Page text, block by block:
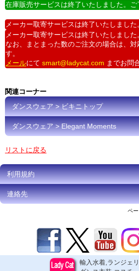
在庫販売サービスは終了いたしました。ご
メーカー取寄サービスは終了いたしました
メーカー取寄サービスは終了いたしました
なお、まとまった数のご注文の場合は、
す。
メールにて smart@ladycat.com までお問
関連コーナー
ダンスウェア > ビキニトップ
ダンスウェア > Elegant Moments
リストに戻る
利用規約
連絡先
ペ
輸入水着,ランジェ